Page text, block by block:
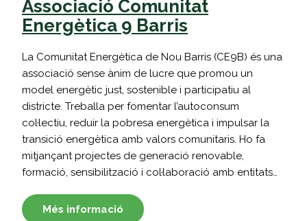
Associació Comunitat
Energètica 9 Barris
La Comunitat Energètica de Nou Barris (CE9B) és una
associació sense ànim de lucre que promou un
model energètic just, sostenible i participatiu al
districte. Treballa per fomentar l’autoconsum
col·lectiu, reduir la pobresa energètica i impulsar la
transició energètica amb valors comunitaris. Ho fa
mitjançant projectes de generació renovable,
formació, sensibilització i col·laboració amb entitats…
Més informació